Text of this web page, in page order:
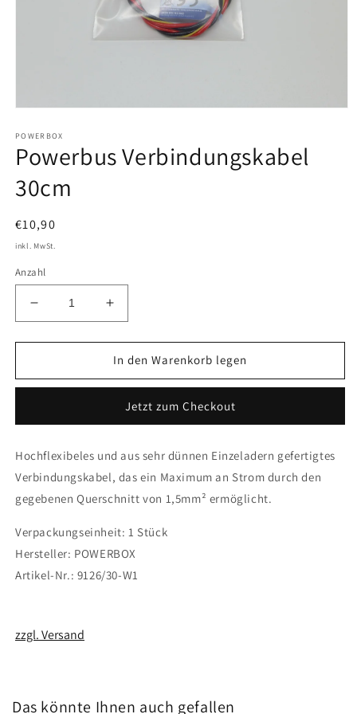
in
Modal
öffnen
POWERBOX
Powerbus Verbindungskabel
30cm
Normaler
Preis
€10,90
inkl. MwSt.
Anzahl
Verringere
die
Menge
Powerbus
Erhöhe
die
Menge
für
Powerbus
30cm
In den Warenkorb legen
Jetzt zum Checkout
Hochflexibeles und aus sehr dünnen Einzeladern gefertigtes
Verbindungskabel, das ein Maximum an Strom durch den
gegebenen Querschnitt von 1,5mm² ermöglicht.
Verpackungseinheit: 1 Stück
Hersteller: POWERBOX
Artikel-Nr.: 9126/30-W1
zzgl. Versand
Das könnte Ihnen auch gefallen